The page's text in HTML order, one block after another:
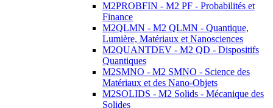
M2PROBFIN - M2 PF - Probabilités et
Finance
M2QLMN - M2 QLMN - Quantique,
Lumière, Matériaux et Nanosciences
M2QUANTDEV - M2 QD - Dispositifs
Quantiques
M2SMNO - M2 SMNO - Science des
Matériaux et des Nano-Objets
M2SOLIDS - M2 Solids - Mécanique des
Solides